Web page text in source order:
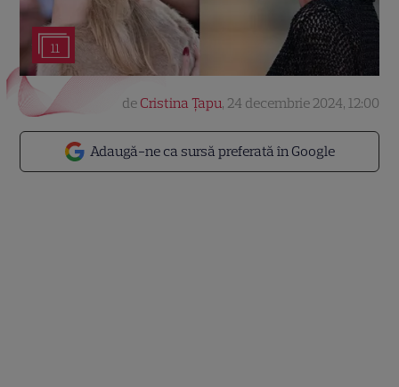
11
Adaugă-ne ca sursă preferată în Google
de Cristina Țapu, 24 decembrie 2024, 12:00